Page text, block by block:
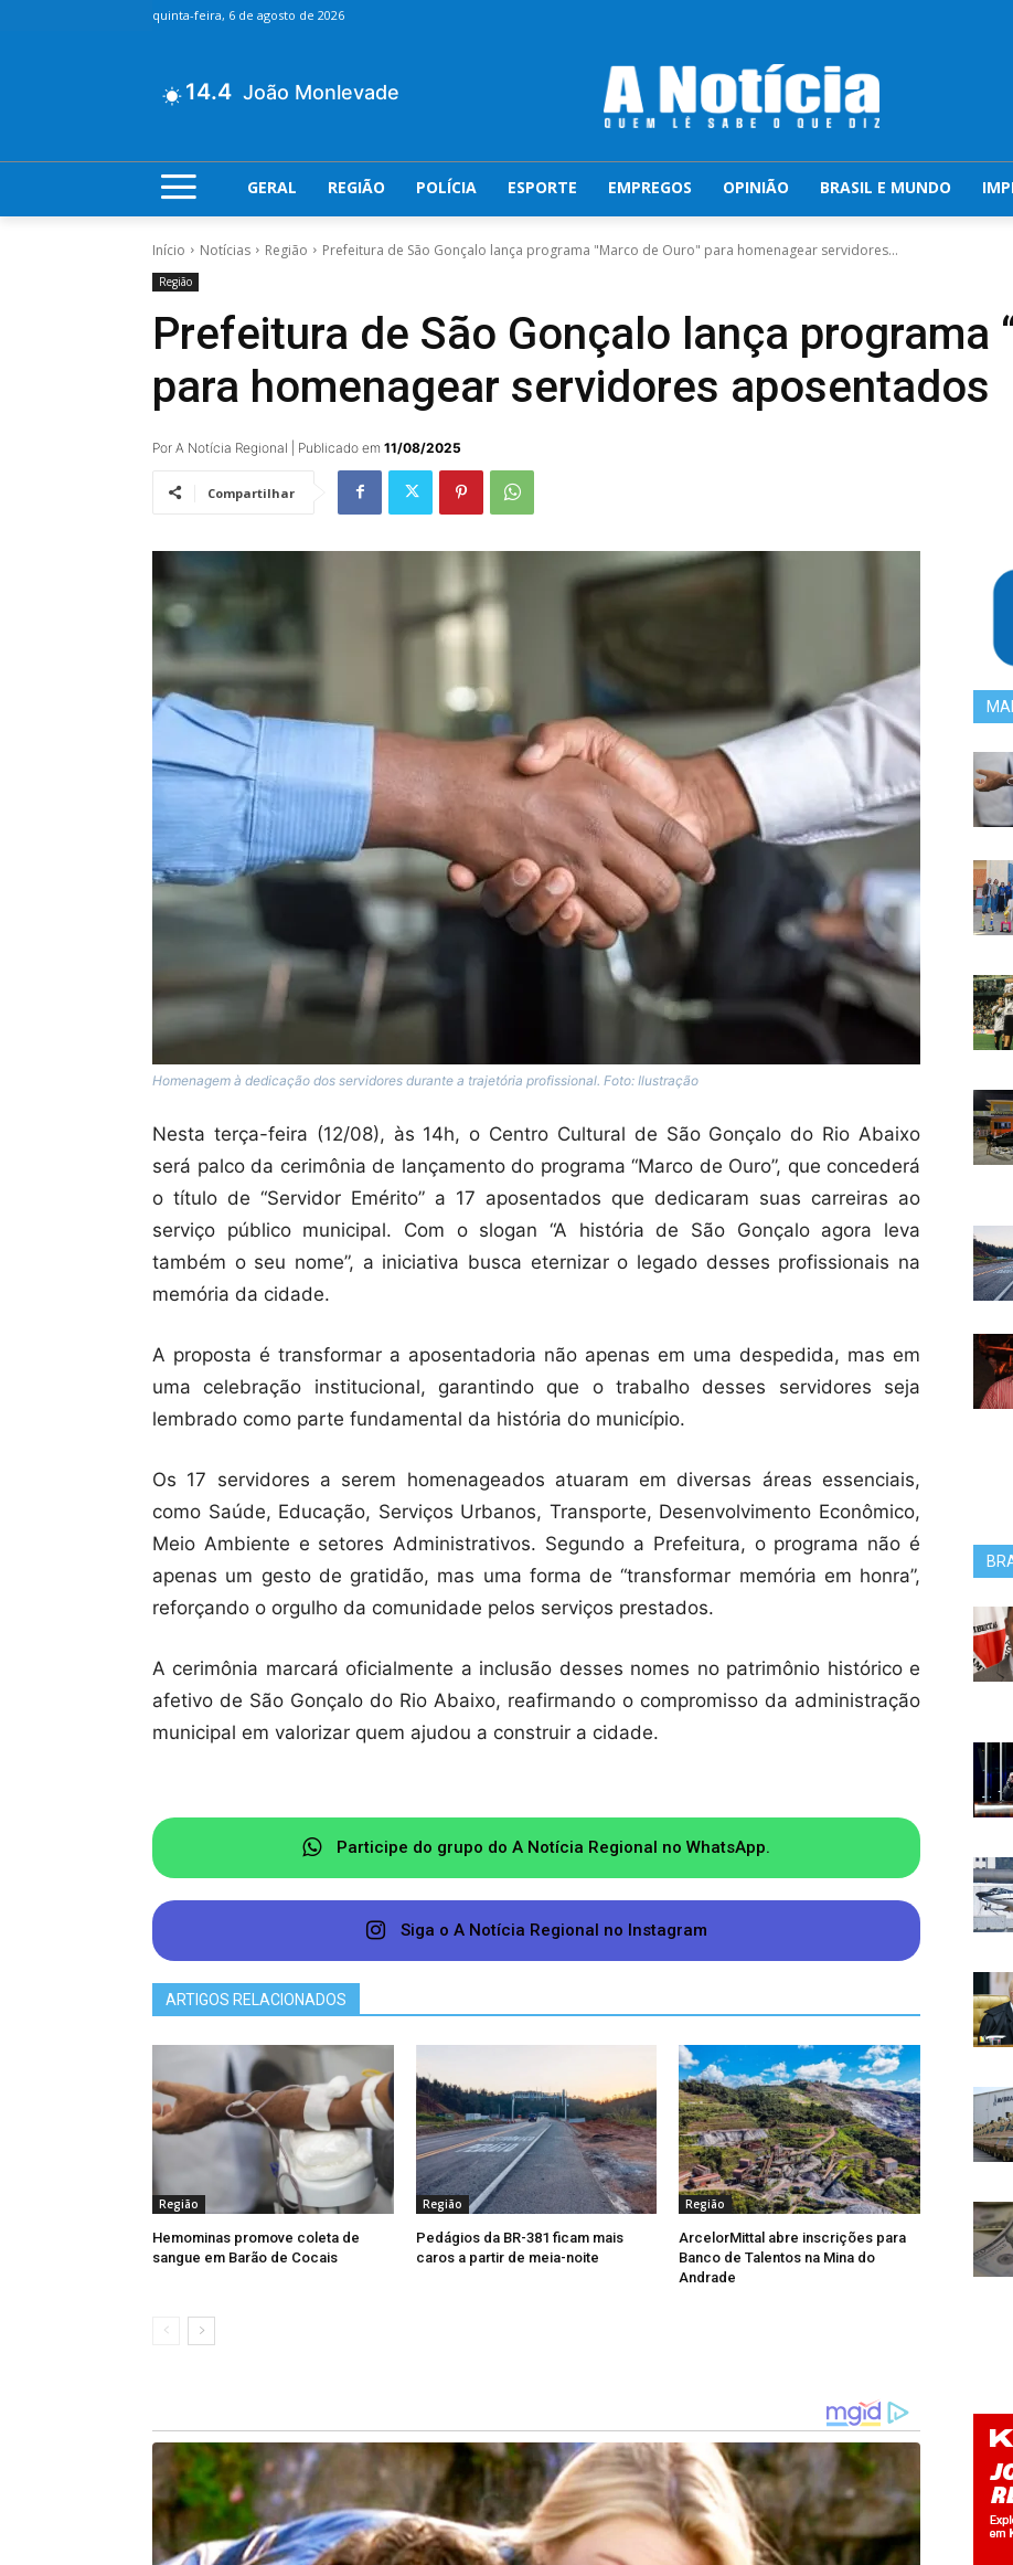
quinta-feira, 6 de agosto de 2026
14.4 João Monlevade
GERAL REGIÃO POLÍCIA ESPORTE EMPREGOS OPINIÃO BRASIL E MUNDO
Início Notícias Região Prefeitura de São Gonçalo lança programa "Marco de Ouro" para homenagear servidores...
Região
Prefeitura de São Gonçalo lança programa
para homenagear servidores aposentados
Por A Notícia Regional | Publicado em 11/08/2025
Compartilhar
Homenagem à dedicação dos servidores durante a trajetória profissional. Foto: Ilustração
Nesta terça-feira (12/08), às 14h, o Centro Cultural de São Gonçalo do Rio Abaixo
será palco da cerimônia de lançamento do programa “Marco de Ouro”, que concederá
o título de “Servidor Emérito” a 17 aposentados que dedicaram suas carreiras ao
serviço público municipal. Com o slogan “A história de São Gonçalo agora leva
também o seu nome”, a iniciativa busca eternizar o legado desses profissionais na
memória da cidade.
A proposta é transformar a aposentadoria não apenas em uma despedida, mas em
uma celebração institucional, garantindo que o trabalho desses servidores seja
lembrado como parte fundamental da história do município.
Os 17 servidores a serem homenageados atuaram em diversas áreas essenciais,
como Saúde, Educação, Serviços Urbanos, Transporte, Desenvolvimento Econômico,
Meio Ambiente e setores Administrativos. Segundo a Prefeitura, o programa não é
apenas um gesto de gratidão, mas uma forma de “transformar memória em honra”,
reforçando o orgulho da comunidade pelos serviços prestados.
A cerimônia marcará oficialmente a inclusão desses nomes no patrimônio histórico e
afetivo de São Gonçalo do Rio Abaixo, reafirmando o compromisso da administração
municipal em valorizar quem ajudou a construir a cidade.
Participe do grupo do A Notícia Regional no WhatsApp.
Siga o A Notícia Regional no Instagram
ARTIGOS RELACIONADOS
Região
Hemominas promove coleta de
sangue em Barão de Cocais
Região
Pedágios da BR-381 ficam mais
caros a partir de meia-noite
Região
ArcelorMittal abre inscrições para
Banco de Talentos na Mina do
Andrade